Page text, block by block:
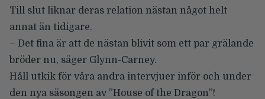
Till slut liknar deras relation nästan något helt
annat än tidigare.
– Det fina är att de nästan blivit som ett par grälande
bröder nu, säger Glynn-Carney.
Håll utkik för våra andra intervjuer inför och under
den nya säsongen av ”House of the Dragon”!